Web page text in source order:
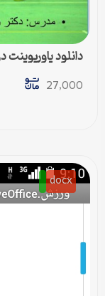
دانلود
27,000
docx